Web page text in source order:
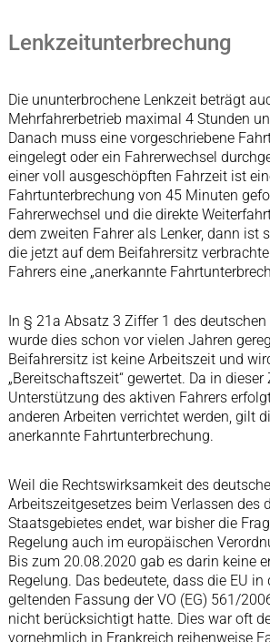
Lenkzeitunterbrechung
Die ununterbrochene Lenkzeit beträgt
Mehrfahrerbetrieb maximal 4 Stunden
Danach muss eine vorgeschriebene
eingelegt oder ein Fahrerwechsel
einer voll ausgeschöpften Fahrzeit ist
Fahrtunterbrechung von 45 Minuten
Fahrerwechsel und die direkte
dem zweiten Fahrer als Lenker, dann ist
die jetzt auf dem Beifahrersitz
Fahrers eine „anerkannte
In § 21a Absatz 3 Ziffer 1 des
wurde dies schon vor vielen Jahren
Beifahrersitz ist keine Arbeitszeit und
„Bereitschaftszeit“ gewertet. Da in dieser
Unterstützung des aktiven Fahrers
anderen Arbeiten verrichtet werden, gilt
anerkannte Fahrtunterbrechung.
Weil die Rechtswirksamkeit des
Arbeitszeitgesetzes beim Verlassen des
Staatsgebietes endet, war bisher die
Regelung auch im europäischen
Bis zum 20.08.2020 gab es darin keine
Regelung. Das bedeutete, dass die EU in
geltenden Fassung der VO (EG) 561/
nicht berücksichtigt hatte. Dies war oft
vornehmlich in Frankreich reihenweise